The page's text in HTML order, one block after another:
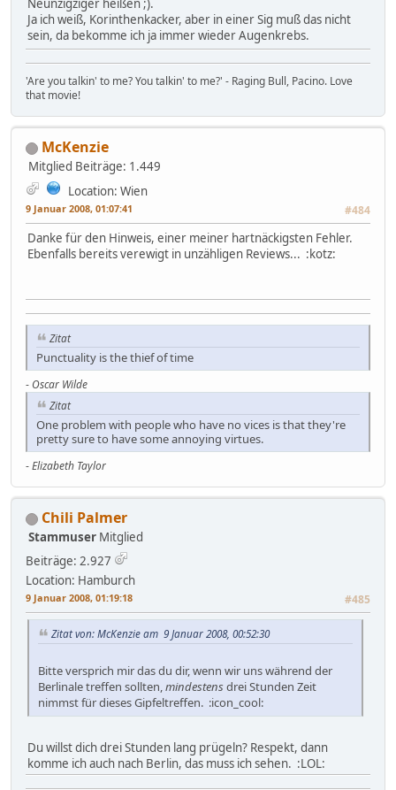
Neunzigziger heißen ;).
Ja ich weiß, Korinthenkacker, aber in einer Sig muß das nicht
sein, da bekomme ich ja immer wieder Augenkrebs.
'Are you talkin' to me? You talkin' to me?' - Raging Bull, Pacino. Love
that movie!
McKenzie
Mitglied Beiträge: 1.449
Location: Wien
9 Januar 2008, 01:07:41 #484
Danke für den Hinweis, einer meiner hartnäckigsten Fehler.
Ebenfalls bereits verewigt in unzähligen Reviews... :kotz:
Zitat
Punctuality is the thief of time
- Oscar Wilde
Zitat
One problem with people who have no vices is that they're
pretty sure to have some annoying virtues.
-Elizabeth Taylor
Chili Palmer
Stammuser Mitglied
Beiträge: 2.927
Location: Hamburch
9 Januar 2008, 01:19:18 #485
Zitat von: McKenzie am 9 Januar 2008, 00:52:30
Bitte versprich mir das du dir, wenn wir uns während der
Berlinale treffen sollten,mindestensdrei Stunden Zeit
nimmst für dieses Gipfeltreffen. :icon_cool:
Du willst dich drei Stunden lang prügeln? Respekt, dann
komme ich auch nach Berlin, das muss ich sehen. :LOL: